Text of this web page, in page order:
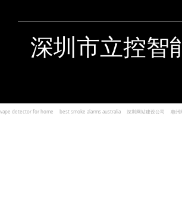
深圳市立控智
vape detector for home best smoke alarms australia 深圳网站建设公司 惠州